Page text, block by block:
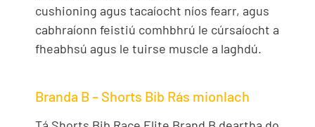
cushioning agus tacaíocht níos fearr, agus
cabhraíonn feistiú comhbhrú le cúrsaíocht a
fheabhsú agus le tuirse muscle a laghdú.
Branda B – Shorts Bib Rás mionlach